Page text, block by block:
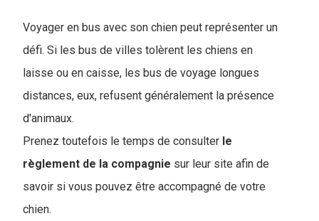
Voyager en bus avec son chien peut représenter un
défi. Si les bus de villes tolèrent les chiens en
laisse ou en caisse, les bus de voyage longues
distances, eux, refusent généralement la présence
d'animaux.
Prenez toutefois le temps de consulter le
règlement de la compagnie sur leur site afin de
savoir si vous pouvez être accompagné de votre
chien.